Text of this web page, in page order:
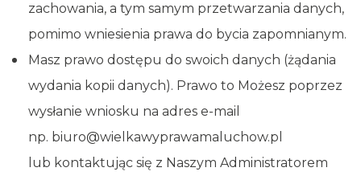
zachowania, a tym samym przetwarzania danych,
pomimo wniesienia prawa do bycia zapomnianym.
Masz prawo dostępu do swoich danych (żądania
wydania kopii danych). Prawo to Możesz poprzez
wysłanie wniosku na adres e-mail
np. biuro@wielkawyprawamaluchow.pl
lub kontaktując się z Naszym Administratorem